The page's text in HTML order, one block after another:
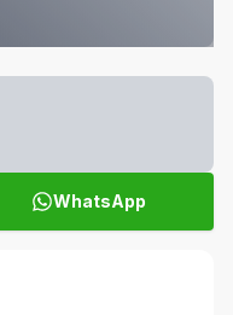
WhatsApp